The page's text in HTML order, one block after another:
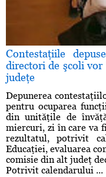
Contestaţiile
directori de şcoli
judeţe
Depunerea
pentru ocuparea
din unităţile de
miercuri, zi în care va
rezultatul, potrivit
Educaţiei, evaluarea
comisie din alt judeţ
Potrivit calendarului ...